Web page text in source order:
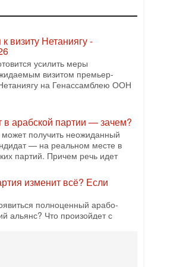
быть сфальсифицированы,
а итоговые результаты
визиту Нетаниягу -
усилить меры
визитом премьер-
на Генассамблею ООН
в арабской партии — зачем?
может получить неожиданный
— на реальном месте в
партий. Причем речь идет
изменит всё? Если
полноценный арабо-
альянс? Что произойдет с